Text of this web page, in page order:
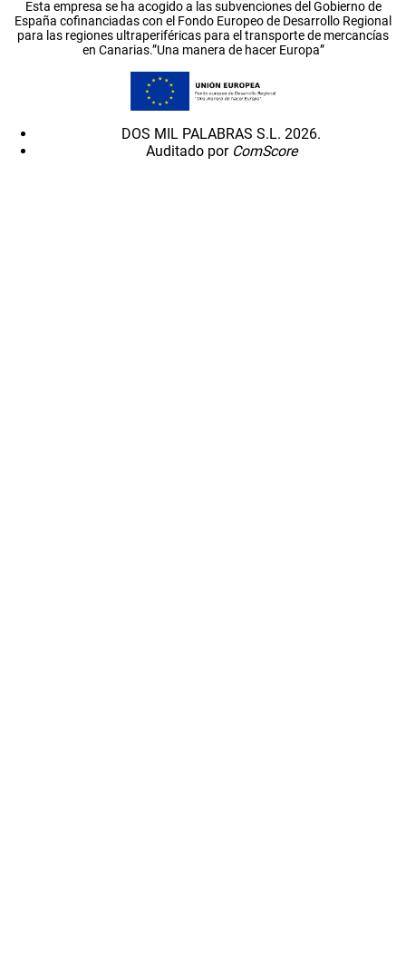
Esta empresa se ha acogido a las subvenciones del Gobierno de
España cofinanciadas con el Fondo Europeo de Desarrollo Regional
para las regiones ultraperiféricas para el transporte de mercancías
en Canarias.”Una manera de hacer Europa”
DOS MIL PALABRAS S.L. 2026.
Auditado por ComScore